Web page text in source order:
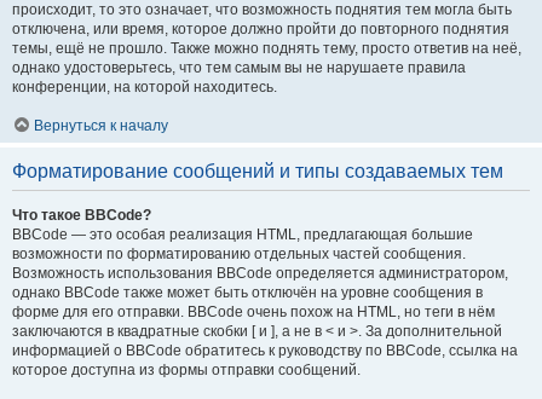
происходит, то это означает, что возможность поднятия тем могла быть
отключена, или время, которое должно пройти до повторного поднятия
темы, ещё не прошло. Также можно поднять тему, просто ответив на неё,
однако удостоверьтесь, что тем самым вы не нарушаете правила
конференции, на которой находитесь.
Вернуться к началу
Форматирование сообщений и типы создаваемых тем
Что такое BBCode?
BBCode — это особая реализация HTML, предлагающая большие
возможности по форматированию отдельных частей сообщения.
Возможность использования BBCode определяется администратором,
однако BBCode также может быть отключён на уровне сообщения в
форме для его отправки. BBCode очень похож на HTML, но теги в нём
заключаются в квадратные скобки [ и ], а не в < и >. За дополнительной
информацией о BBCode обратитесь к руководству по BBCode, ссылка на
которое доступна из формы отправки сообщений.